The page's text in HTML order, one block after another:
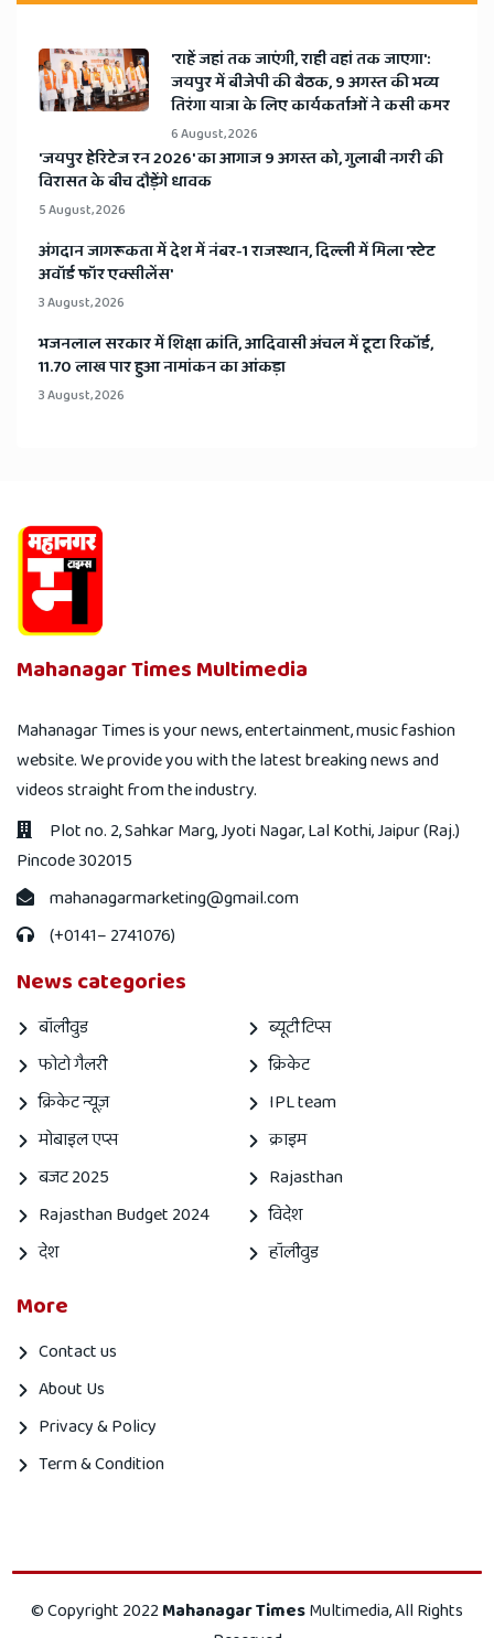
'राहें जहां तक जाएंगी, राही वहां तक जाएगा':
जयपुर में बीजेपी की बैठक, 9 अगस्त की भव्य
तिरंगा यात्रा के लिए कार्यकर्ताओं ने कसी कमर
6 August, 2026
​'जयपुर हेरिटेज रन 2026' का आगाज 9 अगस्त को, गुलाबी नगरी की
विरासत के बीच दौड़ेंगे धावक
5 August, 2026
अंगदान जागरूकता में देश में नंबर-1 राजस्थान, दिल्ली में मिला 'स्टेट
अवॉर्ड फॉर एक्सीलेंस'
3 August, 2026
भजनलाल सरकार में शिक्षा क्रांति, आदिवासी अंचल में टूटा रिकॉर्ड,
11.70 लाख पार हुआ नामांकन का आंकड़ा
3 August, 2026
Mahanagar Times Multimedia
Mahanagar Times is your news, entertainment, music fashion
website. We provide you with the latest breaking news and
videos straight from the industry.
Plot no. 2, Sahkar Marg, Jyoti Nagar, Lal Kothi, Jaipur (Raj.)
Pincode 302015
mahanagarmarketing@gmail.com
(+0141– 2741076)
News categories
बॉलीवुड
ब्यूटी टिप्स
फोटो गैलरी
क्रिकेट
क्रिकेट न्यूज़
IPL team
मोबाइल एप्स
क्राइम
बजट 2025
Rajasthan
Rajasthan Budget 2024
विदेश
देश
हॉलीवुड
More
Contact us
About Us
Privacy & Policy
Term & Condition
times
Times© Copyright 2022Mahanagar TimesMultimedia, All Rights